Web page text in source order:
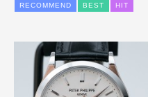
RECOMMEND BEST HIT